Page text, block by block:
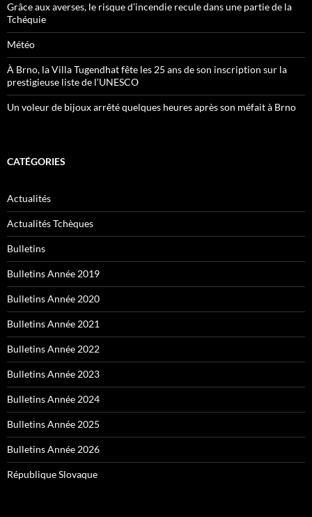
Grâce aux averses, le risque d’incendie recule dans une partie de la
Tchéquie
Météo
À Brno, la Villa Tugendhat fête les 25 ans de son inscription sur la
prestigieuse liste de l’UNESCO
Un voleur de bijoux arrêté quelques heures après son méfait à Brno
CATÉGORIES
Actualités
Actualités Tchèques
Bulletins
Bulletins Année 2019
Bulletins Année 2020
Bulletins Année 2021
Bulletins Année 2022
Bulletins Année 2023
Bulletins Année 2024
Bulletins Année 2025
Bulletins Année 2026
République Slovaque